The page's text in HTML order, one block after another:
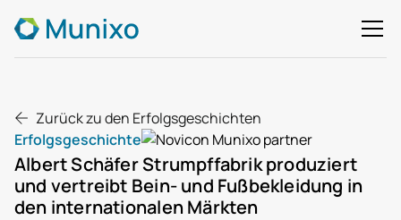
Zurück zu den Erfolgsgeschichten
Erfolgsgeschichte
Albert Schäfer Strumpffabrik produziert
und vertreibt Bein- und Fußbekleidung in
den internationalen Märkten